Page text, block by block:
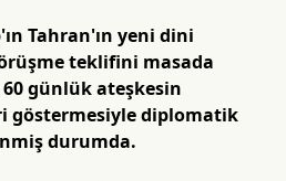
Tahran'ın yeni dini
teklifini masada
60 günlük ateşkesin
göstermesiyle diplomatik
durumda.